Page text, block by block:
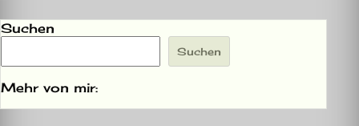
Suchen
Suchen
Mehr von mir: